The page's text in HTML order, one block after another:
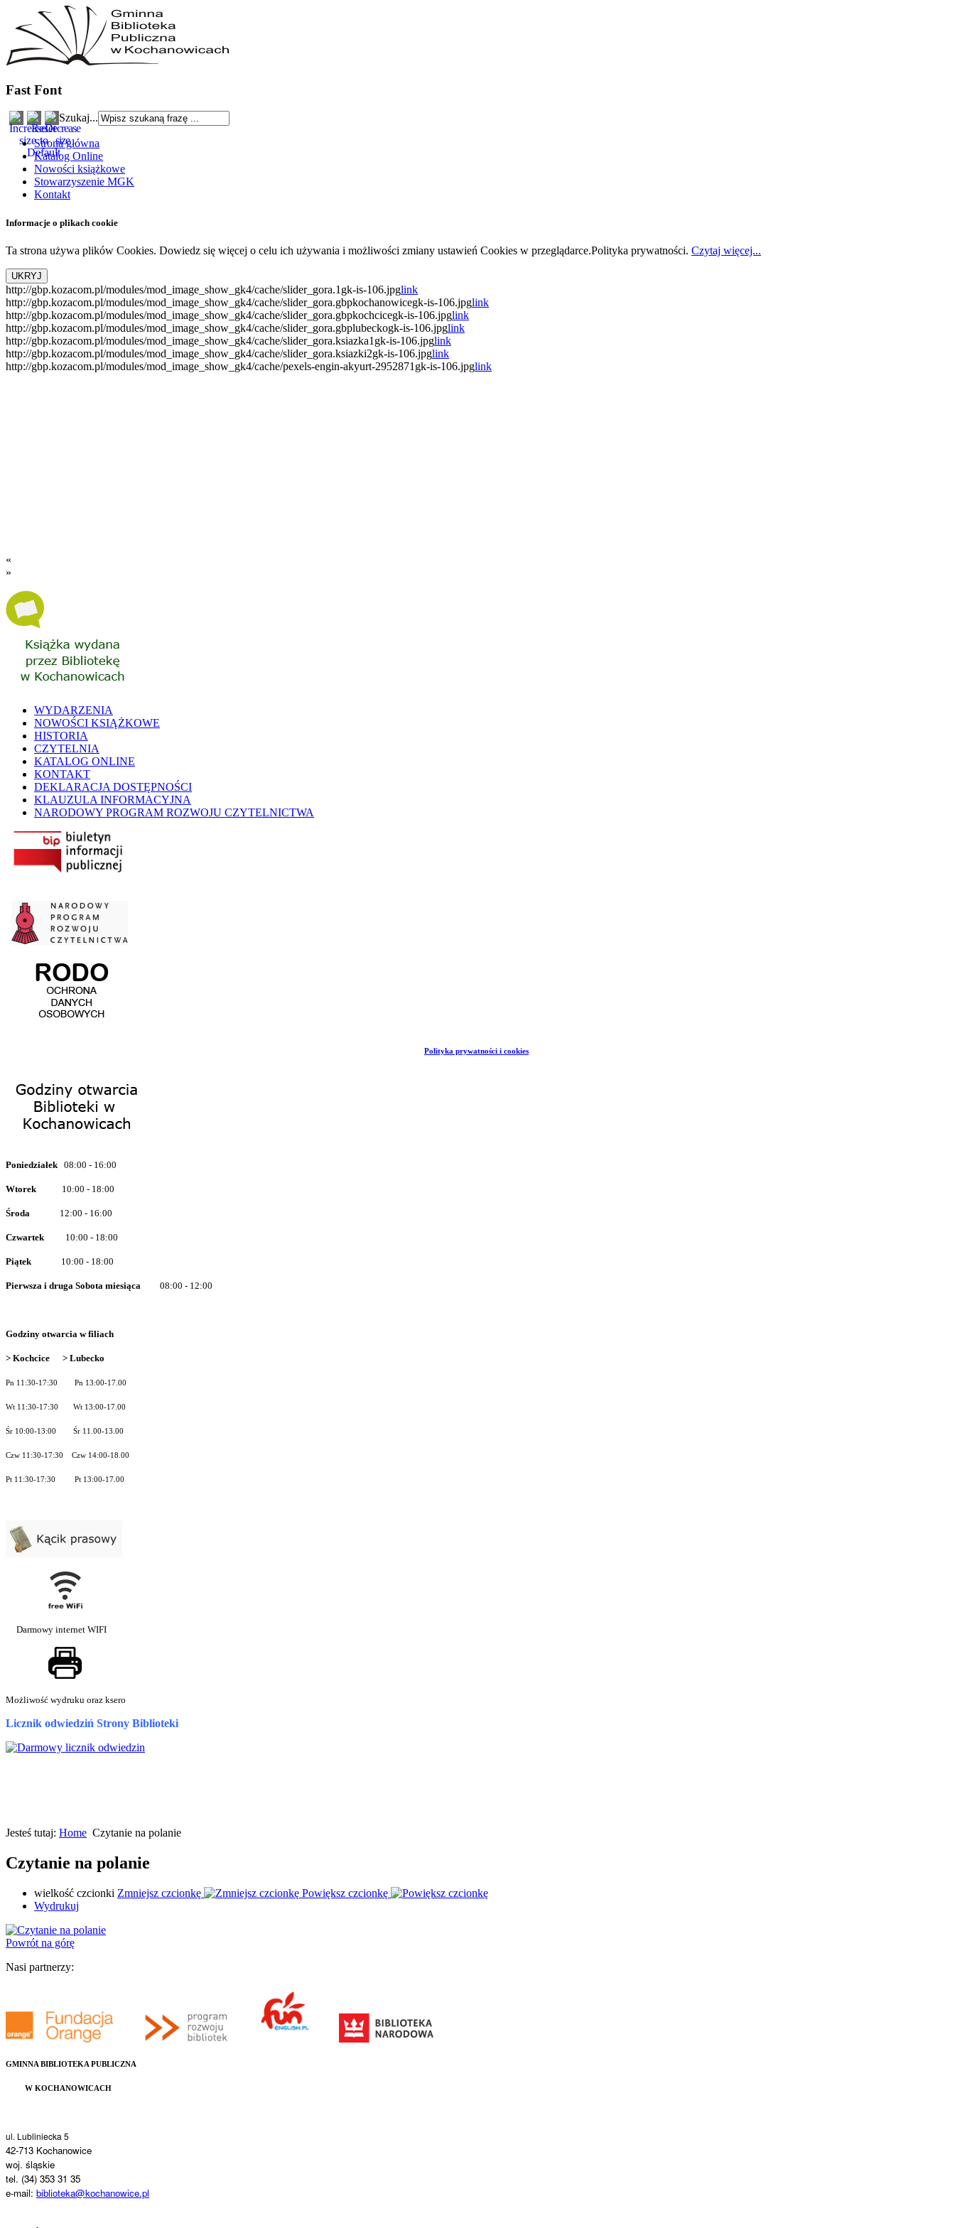
Fast Font
Szukaj...
Strona główna
Katalog Online
Nowości książkowe
Stowarzyszenie MGK
Kontakt
Informacje o plikach cookie
Ta strona używa plików Cookies. Dowiedz się więcej o celu ich używania i możliwości zmiany ustawień Cookies w przeglądarce.Polityka prywatności. Czytaj więcej...
http://gbp.kozacom.pl/modules/mod_image_show_gk4/cache/slider_gora.1gk-is-106.jpglink
http://gbp.kozacom.pl/modules/mod_image_show_gk4/cache/slider_gora.gbpkochanowicegk-is-106.jpglink
http://gbp.kozacom.pl/modules/mod_image_show_gk4/cache/slider_gora.gbpkochcicegk-is-106.jpglink
http://gbp.kozacom.pl/modules/mod_image_show_gk4/cache/slider_gora.gbplubeckogk-is-106.jpglink
http://gbp.kozacom.pl/modules/mod_image_show_gk4/cache/slider_gora.ksiazka1gk-is-106.jpglink
http://gbp.kozacom.pl/modules/mod_image_show_gk4/cache/slider_gora.ksiazki2gk-is-106.jpglink
http://gbp.kozacom.pl/modules/mod_image_show_gk4/cache/pexels-engin-akyurt-2952871gk-is-106.jpglink
«
»
WYDARZENIA
NOWOŚCI KSIĄŻKOWE
HISTORIA
CZYTELNIA
KATALOG ONLINE
KONTAKT
DEKLARACJA DOSTĘPNOŚCI
KLAUZULA INFORMACYJNA
NARODOWY PROGRAM ROZWOJU CZYTELNICTWA
Polityka prywatności i cookies
Poniedziałek 08:00 - 16:00
Wtorek 10:00 - 18:00
Środa 12:00 - 16:00
Czwartek 10:00 - 18:00
Piątek 10:00 - 18:00
Pierwsza i druga Sobota miesiąca 08:00 - 12:00
Godziny otwarcia w filiach
> Kochcice > Lubecko
Pn 11:30-17:30 Pn 13:00-17.00
Wt 11:30-17:30 Wt 13:00-17.00
Śr 10:00-13:00 Śr 11.00-13.00
Czw 11:30-17:30 Czw 14:00-18.00
Pt 11:30-17:30 Pt 13:00-17.00
Darmowy internet WIFI
Możliwość wydruku oraz ksero
Licznik odwiedziń Strony Biblioteki
Jesteś tutaj: Home Czytanie na polanie
Czytanie na polanie
wielkość czcionki Zmniejsz czcionkę
Powiększ czcionkę
Wydrukuj
Powrót na górę
Nasi partnerzy:
GMINNA BIBLIOTEKA PUBLICZNA
W KOCHANOWICACH
ul. Lubliniecka 5
42-713 Kochanowice
woj. śląskie
tel. (34) 353 31 35
e-mail: biblioteka@kochanowice.pl